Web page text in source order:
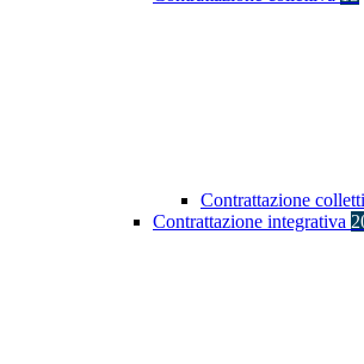
Contrattazione
Contrattazione integrativa